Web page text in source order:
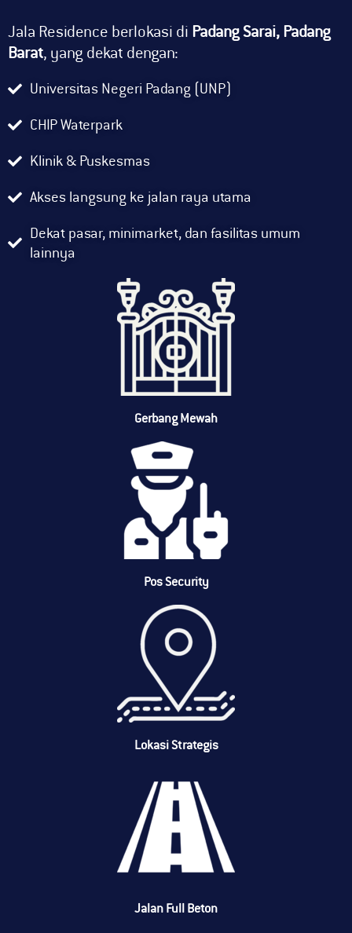
Jala Residence berlokasi di Padang Sarai, Padang
Barat, yang dekat dengan:
Universitas Negeri Padang (UNP)
CHIP Waterpark
Klinik & Puskesmas
Akses langsung ke jalan raya utama
Dekat pasar, minimarket, dan fasilitas umum
lainnya
Gerbang Mewah
Pos Security
Lokasi Strategis
Jalan Full Beton